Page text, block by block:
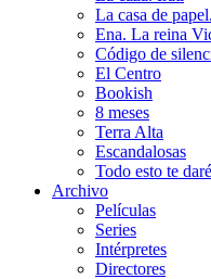
La casa de
Ena. La reina
Código de
El Centro
Bookish
8 meses
Terra Alta
Escandalosas
Todo esto te daré
Archivo
Películas
Series
Intérpretes
Directores